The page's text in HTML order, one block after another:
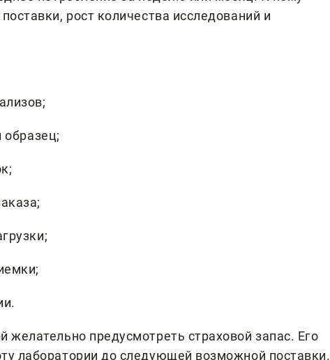
рост количества исследований и
образец;
предусмотреть страховой запас. Его
лаборатории до следующей возможной поставки.